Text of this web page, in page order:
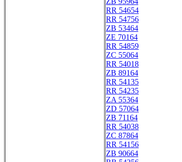
RR 54654
RR 54756
ZB 53464
ZE 70164
RR 54859
ZC 55064
RR 54018
ZB 89164
RR 54135
RR 54235
ZA 55364
ZD 57064
ZB 71164
RR 54038
ZC 87864
RR 54156
ZB 90664